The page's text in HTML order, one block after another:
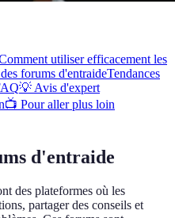
utiliser efficacement les
forums d'entraideTendances
💡 Avis d'expert
📺 Pour aller plus loin
d'entraide
des plateformes où les
partager des conseils et